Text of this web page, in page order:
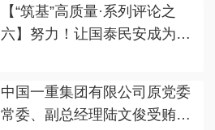
【“筑基”高质量·系列评论之
六】努力！让国泰民安成为永
中国一重集团有限公司原党委
常委、副总经理陆文俊受贿案